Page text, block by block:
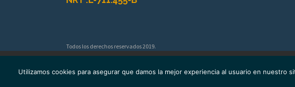
Todos los derechos reservados 2019.
Utilizamos cookies para asegurar que damos la mejor experiencia al usuario en